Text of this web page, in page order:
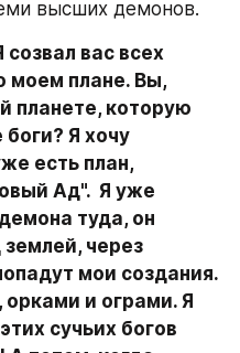
высших демонов.
созвал вас всех
моем плане. Вы,
планете, которую
Я хочу
есть план,
Ад".  Я уже
туда, он
через
мои создания.
орками и ограми. Я
сучьих богов